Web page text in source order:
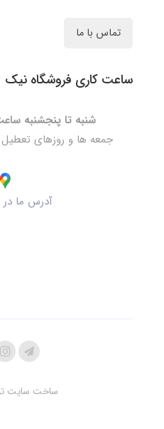
تماس با ما
ساعت کاری فروشگاه نیک
شنبه تا پنجشنبه ساعت های ۱۰
جمعه ها و روزهای
آدرس ما
ساخت سایت